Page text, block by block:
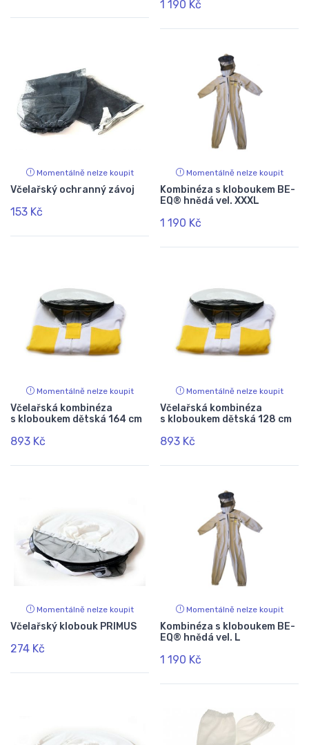
1 190 Kč
Momentálně nelze koupit
Včelařský ochranný závoj
153 Kč
Momentálně nelze koupit
Kombinéza s kloboukem BE-
EQ® hnědá vel. XXXL
1 190 Kč
Momentálně nelze koupit
Včelařská kombinéza
s kloboukem dětská 164 cm
893 Kč
Momentálně nelze koupit
Včelařská kombinéza
s kloboukem dětská 128 cm
893 Kč
Momentálně nelze koupit
Včelařský klobouk PRIMUS
274 Kč
Momentálně nelze koupit
Kombinéza s kloboukem BE-
EQ® hnědá vel. L
1 190 Kč